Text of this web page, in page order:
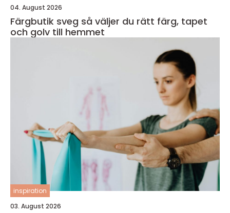
04. August 2026
Färgbutik sveg så väljer du rätt färg, tapet
och golv till hemmet
inspiration
03. August 2026